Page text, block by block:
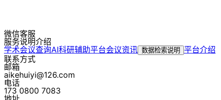
微信客服
服务说明介绍
学术会议查询AI科研辅助平台会议资讯 数据检索说明 平台介绍
联系方式
邮箱
aikehuiyi@126.com
电话
173 0800 7083